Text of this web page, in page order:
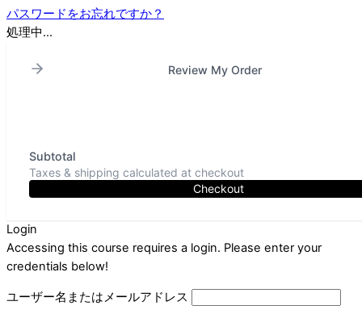
パスワードをお忘れですか？
処理中...
Review My Order
Subtotal
Taxes & shipping calculated at checkout
Checkout
Login
Accessing this course requires a login. Please enter your
credentials below!
ユーザー名またはメールアドレス